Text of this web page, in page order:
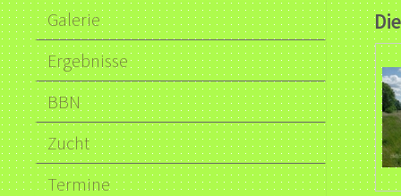
Galerie
Ergebnisse
BBN
Zucht
Termine